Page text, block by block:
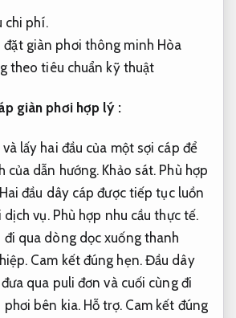
chi phí.
giàn phơi hợp lý :
lấy hai đầu của một sợi cáp để
của dẫn hướng. Khảo sát. Phù hợp
Hai đầu dây cáp được tiếp tục luồn
dịch vụ. Phù hợp nhu cầu thực tế.
đi qua dòng dọc xuống thanh
Cam kết đúng hẹn.Đầu dây
qua puli đơn và cuối cùng đi
phơi bên kia. Hỗ trợ. Cam kết đúng